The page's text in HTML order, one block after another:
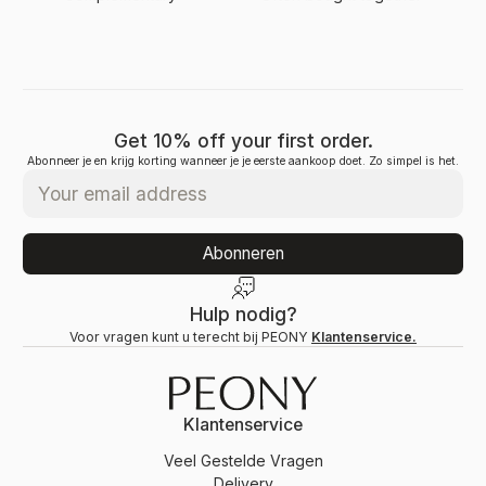
OFFICINALIS BLADOLIE,
LIMONEEN.
Let op: de ingrediëntenlijst kan veranderen.
Voor de exacte ingrediëntenlijst zie het
Get 10% off your first order.
Abonneer je en krijg korting wanneer je je eerste aankoop doet. Zo simpel is het.
Abonneren
Klantenservice
Veel Gestelde Vragen
Hulp nodig?
Voor vragen kunt u terecht bij PEONY Klantenservice.